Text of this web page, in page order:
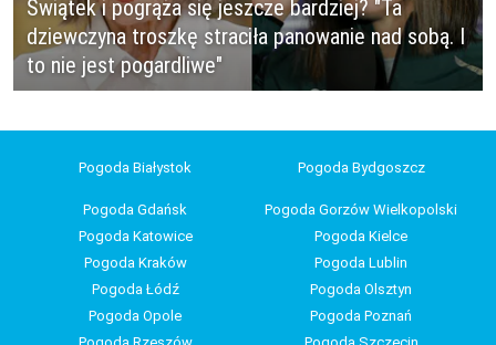
Świątek i pogrąża się jeszcze bardziej? "Ta
dziewczyna troszkę straciła panowanie nad sobą. I
to nie jest pogardliwe"
Pogoda Białystok Pogoda Bydgoszcz
Pogoda Gdańsk
Pogoda Gorzów Wielkopolski
Pogoda Katowice
Pogoda Kielce
Pogoda Kraków
Pogoda Lublin
Pogoda Łódź
Pogoda Olsztyn
Pogoda Opole
Pogoda Poznań